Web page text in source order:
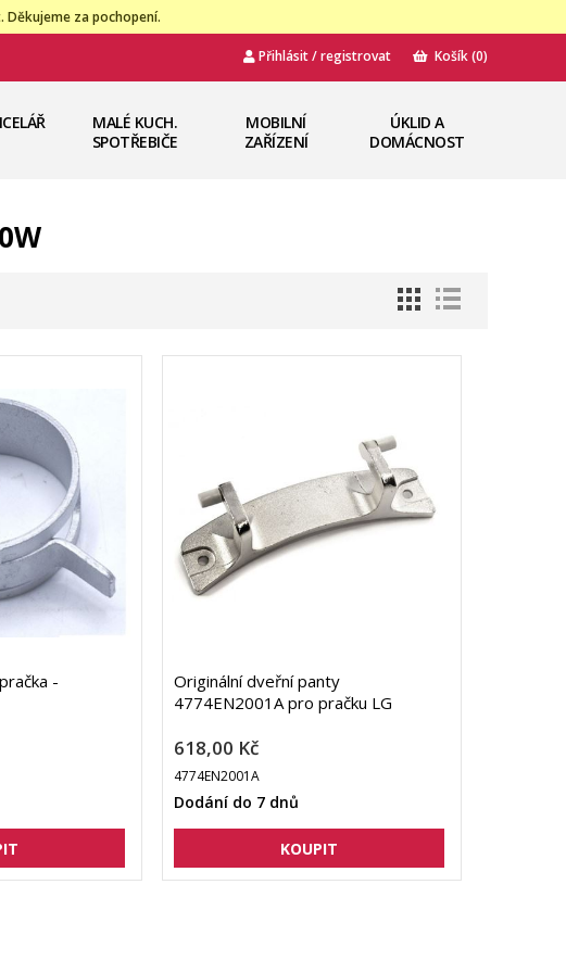
za pochopení.
Přihlásit / registrovat Košík(0)
MALÉ KUCH.
SPOTŘEBIČE
MOBILNÍ
ZAŘÍZENÍ
ÚKLID A
DOMÁCNOST
-
Originální dveřní panty
4774EN2001A pro pračku LG
618,00 Kč
4774EN2001A
Dodání do 7 dnů